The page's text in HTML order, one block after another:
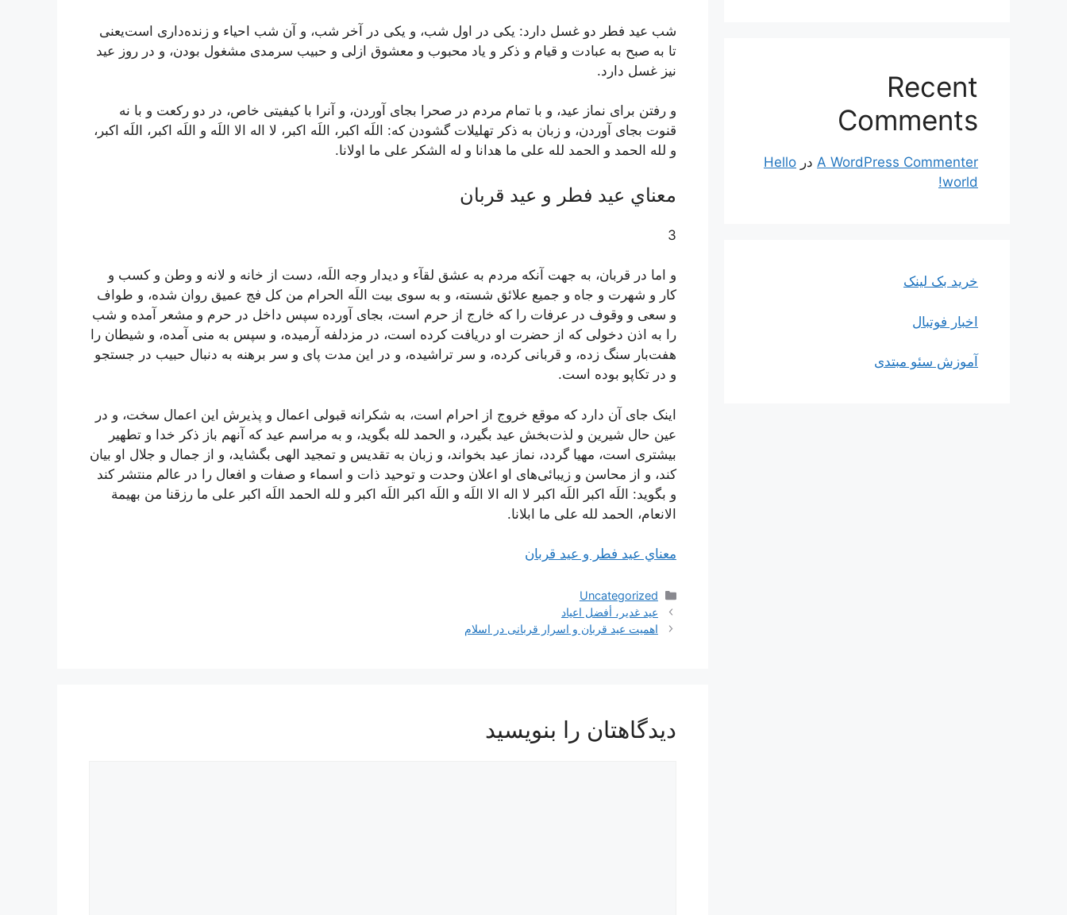
شب عيد فطر دو غسل دارد: يکى در اول شب، و يکى در آخر شب، و آن شب احياء و زنده‌دارى است‌يعنى
تا به صبح به عبادت و قيام و ذکر و ياد محبوب و معشوق ازلى و حبيب سرمدى مشغول بودن، و در روز عيد
نيز غسل دارد.
و رفتن براى نماز عيد، و با تمام مردم در صحرا بجاى آوردن، و آنرا با کيفيتى خاص، در دو رکعت و با نه
قنوت بجاى آوردن، و زبان به ذکر تهليلات گشودن که: اللَه اکبر، اللَه اکبر، لا اله الا اللَه و اللَه اکبر، اللَه اکبر،
و لله الحمد و الحمد لله على ما هدانا و له الشکر على ما اولانا.
معناي‌ عيد فطر و عيد قربان
3
و اما در قربان، به جهت آنکه مردم به عشق لقآء و ديدار وجه اللَه، دست از خانه و لانه و وطن و کسب و
کار و شهرت و جاه و جميع علائق شسته، و به سوى بيت اللَه الحرام من کل فج عميق روان شده، و طواف
و سعى و وقوف در عرفات را که خارج از حرم است، بجاى آورده سپس داخل در حرم و مشعر آمده و شب
را به اذن دخولى که از حضرت او دريافت کرده است، در مزدلفه آرميده، و سپس به منى آمده، و شيطان را
هفت‌بار سنگ زده، و قربانى کرده، و سر تراشيده، و در اين مدت پاى و سر برهنه به دنبال حبيب در جستجو
و در تکاپو بوده است.
اينک جاى آن دارد که موقع خروج از احرام است، به شکرانه قبولى اعمال و پذيرش اين اعمال سخت، و در
عين حال شيرين و لذت‌بخش عيد بگيرد، و الحمد لله بگويد، و به مراسم عيد که آنهم باز ذکر خدا و تطهير
بيشترى است، مهيا گردد، نماز عيد بخواند، و زبان به تقديس و تمجيد الهى بگشايد، و از جمال و جلال او بيان
کند، و از محاسن و زيبائى‌هاى او اعلان وحدت و توحيد ذات و اسماء و صفات و افعال را در عالم منتشر کند
و بگويد: اللَه اکبر اللَه اکبر لا اله الا اللَه و اللَه اکبر اللَه اکبر و لله الحمد اللَه اکبر على ما رزقنا من بهيمة
الانعام، الحمد لله على ما ابلانا.
معناي‌ عيد فطر و عيد قربان
دسته‌ها
Uncategorized
ناوبری
نوشته‌ها
عيد غدير، أفضل اعياد
اهمیت عید قربان و اسرار قربانی در اسلام
دیدگاهتان را بنویسید
Recent
Comments
A WordPress Commenter در Hello
world!
خرید بک لینک
اخبار فوتبال
آموزش سئو مبتدی